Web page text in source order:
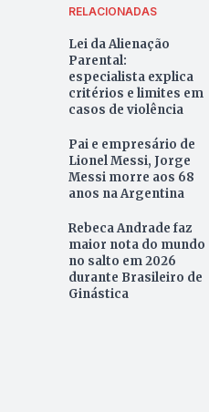
RELACIONADAS
Lei da Alienação
Parental:
especialista explica
critérios e limites em
casos de violência
Pai e empresário de
Lionel Messi, Jorge
Messi morre aos 68
anos na Argentina
Rebeca Andrade faz
maior nota do mundo
no salto em 2026
durante Brasileiro de
Ginástica